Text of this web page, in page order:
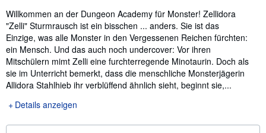
Willkommen an der Dungeon Academy für Monster! Zellidora
"Zelli" Sturmrausch ist ein bisschen ... anders. Sie ist das
Einzige, was alle Monster in den Vergessenen Reichen fürchten:
ein Mensch. Und das auch noch undercover: Vor ihren
Mitschülern mimt Zelli eine furchterregende Minotaurin. Doch als
sie im Unterricht bemerkt, dass die menschliche Monsterjägerin
Allidora Stahlhieb ihr verblüffend ähnlich sieht, beginnt sie,...
Details anzeigen